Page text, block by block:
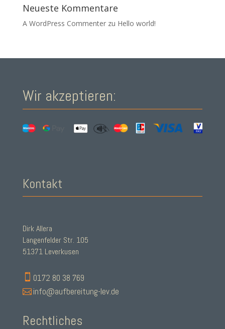
Neueste Kommentare
A WordPress Commenterzu Hello world!
Wir akzeptieren:
Kontakt
Dirk Allera
Langenfelder Str. 105
51371 Leverkusen
 0172 80 38 769
 info@aufbereitung-lev.de
Rechtliches